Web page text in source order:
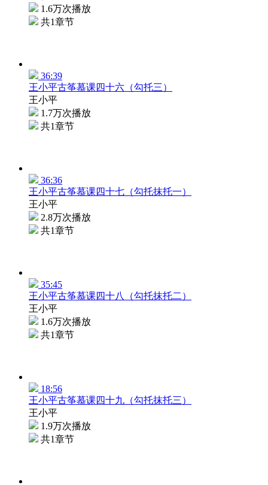
1.6万次播放
共1章节
36:39
王小平古筝慕课四十六（勾托三）
王小平
1.7万次播放
共1章节
36:36
王小平古筝慕课四十七（勾托抹托一）
王小平
2.8万次播放
共1章节
35:45
王小平古筝慕课四十八（勾托抹托二）
王小平
1.6万次播放
共1章节
18:56
王小平古筝慕课四十九（勾托抹托三）
王小平
1.9万次播放
共1章节